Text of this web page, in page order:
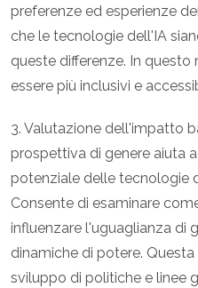
preferenze ed esperienze
che le tecnologie dell'IA
queste differenze. In
essere più inclusivi e
3. Valutazione dell'impatto
prospettiva di genere aiuta
potenziale delle tecnologie
Consente di esaminare
influenzare l'uguaglianza di
dinamiche di potere.
sviluppo di politiche e linee